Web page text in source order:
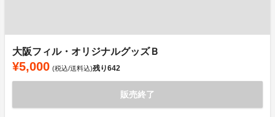
大阪フィル・オリジナルグッズＢ
¥5,000 (税込/送料込)残り642
販売終了